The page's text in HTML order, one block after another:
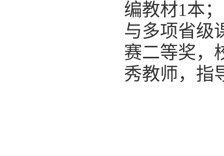
编教材1本
与多项省级
赛二等奖，
秀教师，指